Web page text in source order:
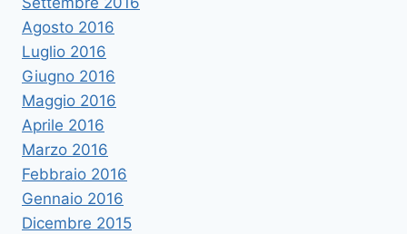
Agosto 2016
Luglio 2016
Giugno 2016
Maggio 2016
Aprile 2016
Marzo 2016
Febbraio 2016
Gennaio 2016
Dicembre 2015